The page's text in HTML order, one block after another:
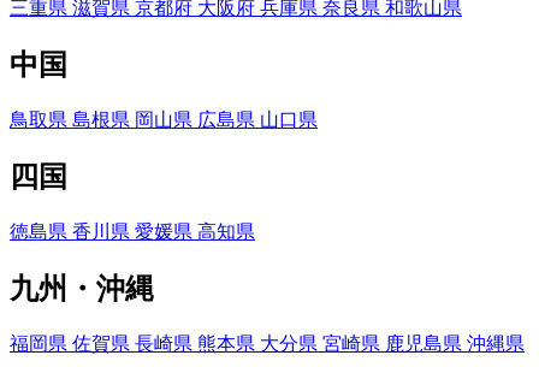
三重県 滋賀県 京都府 大阪府 兵庫県 奈良県 和歌山県
中国
鳥取県 島根県 岡山県 広島県 山口県
四国
徳島県 香川県 愛媛県 高知県
九州・沖縄
福岡県 佐賀県 長崎県 熊本県 大分県 宮崎県 鹿児島県 沖縄県